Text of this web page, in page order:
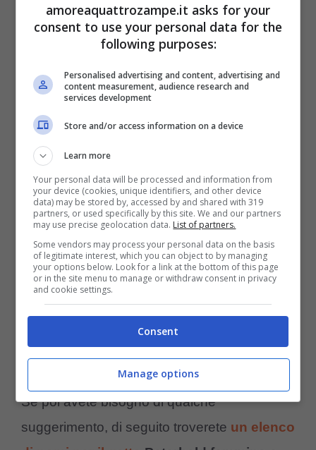
dargli un nome che non somigli ad un
comando;
cerca di chiamare il gatto sempre
quando si sente chiamare.
Questi sono solo alcuni consigli e non
regole
, ognuno è libero di dare il nome che
più gli piace.
Potrebbe interessarti anche:
Alimentazione del Peterbald: cibi, dosi e
frequenza dei pasti
Se poi avete bisogno di qualche
suggerimento, di seguito troverete un elenco
amoreaquattrozampe.it asks for your
consent to use your personal data for the
following purposes:
Personalised advertising and content, advertising and
content measurement, audience research and
services development
Store and/or access information on a device
Learn more
Your personal data will be processed and information from
your device (cookies, unique identifiers, and other device
data) may be stored by, accessed by and shared with 319
partners, or used specifically by this site. We and our partners
may use precise geolocation data. List of partners.
Some vendors may process your personal data on the basis
of legitimate interest, which you can object to by managing
your options below. Look for a link at the bottom of this page
or in the site menu to manage or withdraw consent in privacy
and cookie settings.
Consent
Manage options